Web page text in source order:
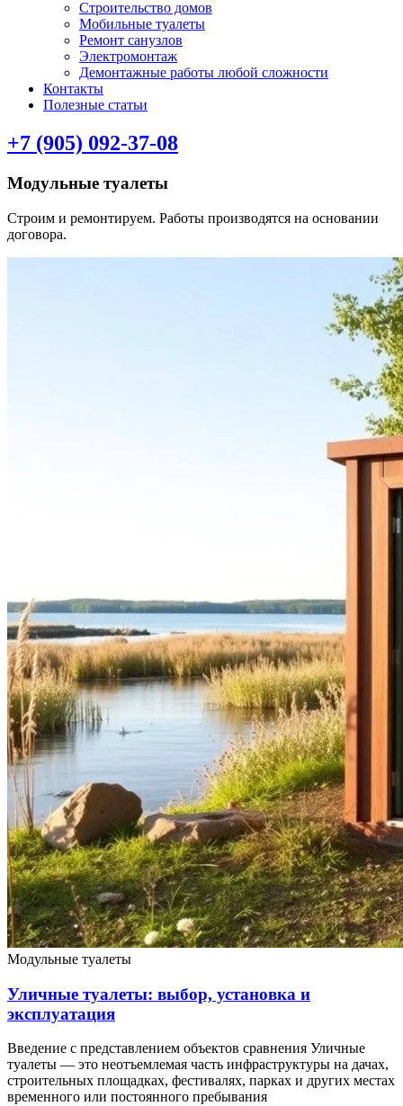
Строительство домов
Мобильные туалеты
Ремонт санузлов
Электромонтаж
Демонтажные работы любой сложности
Контакты
Полезные статьи
+7 (905) 092-37-08
Модульные туалеты
Строим и ремонтируем. Работы производятся на основании
договора.
Модульные туалеты
Уличные туалеты: выбор, установка и
эксплуатация
Введение с представлением объектов сравнения Уличные
туалеты — это неотъемлемая часть инфраструктуры на дачах,
строительных площадках, фестивалях, парках и других местах
временного или постоянного пребывания